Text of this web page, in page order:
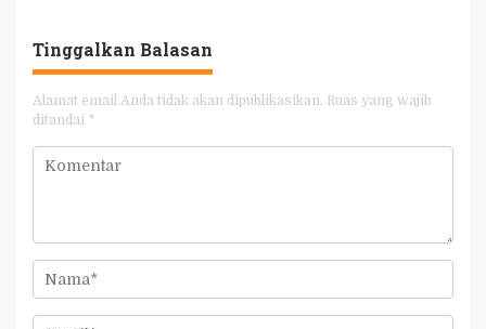
Tinggalkan Balasan
Alamat email Anda tidak akan dipublikasikan. Ruas yang wajib
ditandai *